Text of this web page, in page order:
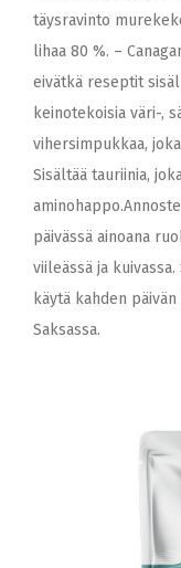
täysravinto
lihaa 80 %. –
eivätkä reseptit
keinotekoisia väri-,
vihersimpukkaa,
Sisältää tauriinia,
päivässä ainoana
viileässä ja
käytä kahden
Saksassa.